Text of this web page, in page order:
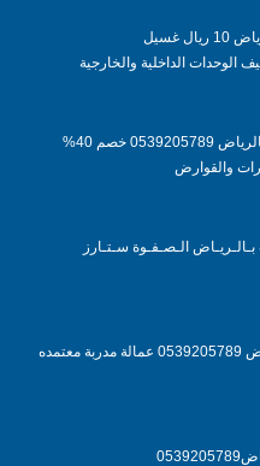
شركة تنظيف مكيفات بالرياض 10 ريال غسيل
شركة مكافحة الحشرات بالرياض 0539205789 خصم 40%
والقوارض
الـصـفـوة سـتـارز
افضل شركة تنظيف بالرياض 0539205789 عمالة مدربة معتمده